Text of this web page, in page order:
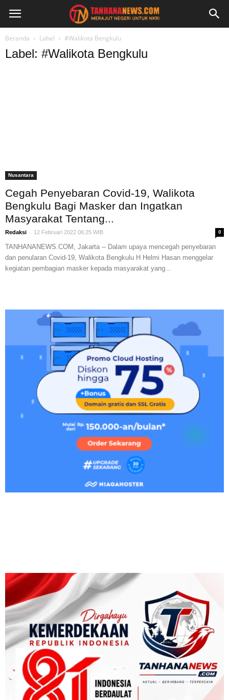
Beranda Label #Walikota Bengkulu
Label: #Walikota Bengkulu
Nusantara
Cegah Penyebaran Covid-19, Walikota
Bengkulu Bagi Masker dan Ingatkan
Masyarakat Tentang...
Redaksi - 12 Februari 2022 06:25 WIB 0
TANHANANEWS.COM, Jakarta -- Dalam upaya mencegah penyebaran
dan penularan Covid-19, Walikota Bengkulu H Helmi Hasan menggelar
kegiatan pembagian masker kepada masyarakat yang...